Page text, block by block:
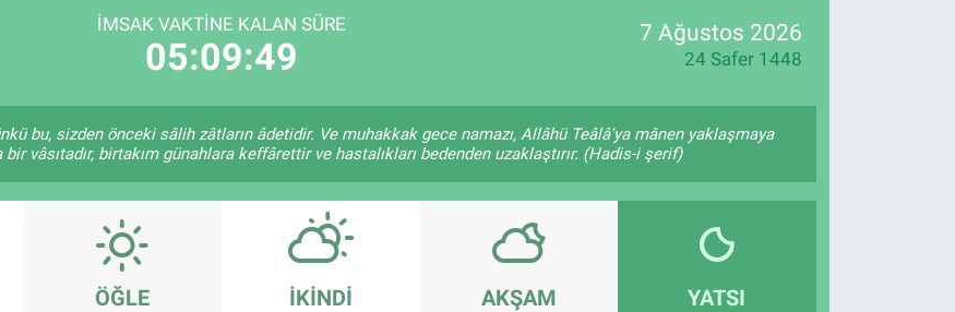
İMSAK VAKTINE KALAN SÜRE
05:09:49
7 Ağustos 2026
24 Safer 1448
bu, sizden önceki sâlih zâtların âdetidir. Ve muhakkak gece namazı, Allâhü Teâlâ'ya mânen yaklaşmaya
vâsıtadır, birtakım günahlara keffârettir ve hastalıkları bedenden uzaklaştırır. (Hadis-i şerif)
ÖĞLE İKINDI AKŞAM YATSI